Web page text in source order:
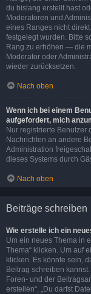
du bislang erstellt hast
Moderatoren und
eines Ranges nicht
festgelegt wurden. Bitte
Rang zu erhöhen — die
Moderator oder
wieder zurücksetzen.
Nach oben
Wenn ich bei einem
aufgefordert, mich
Nur registrierte Benutzer
Nachrichten an andere
Administration
dieses Systems durch
Nach oben
Beiträge schreiben
Wie erstelle ich ein
Um ein neues Thema in
Thema“ klicken. Um auf
klicken. Es könnte sein,
Beitrag schreiben
Foren- und der
erstellen“, „Du darfst